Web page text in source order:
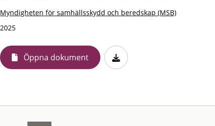
Myndigheten för samhällsskydd och beredskap (MSB)
2025
Öppna dokument